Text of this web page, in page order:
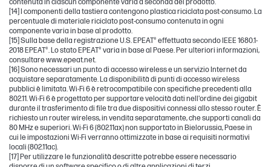
contenuta in ciascun componente varia a seconda del prodotto.
[14] I componenti della tastiera contengono plastica riciclata post-consumo. La
percentuale di materiale riciclato post-consumo contenuta in ogni
componente varia in base al prodotto.
[15] Sulla base della registrazione U.S. EPEAT® effettuata secondo IEEE 1680.1-
2018 EPEAT®. Lo stato EPEAT® varia in base al Paese. Per ulteriori informazioni,
consultare www.epeat.net.
[16] Sono necessari un punto di accesso wireless e un servizio Internet da
acquistare separatamente. La disponibilità di punti di accesso wireless
pubblici è limitata. Wi-Fi 6 è retrocompatibile con specifiche precedenti alla
802.11. Wi-Fi 6 è progettato per supportare velocità dati nell'ordine dei gigabit
durante il trasferimento di file tra due dispositivi connessi allo stesso router. È
richiesto un router wireless, in vendita separatamente, che supporti canali da
80 MHz e superiori. Wi-Fi 6 (802.11ax) non supportato in Bielorussia, Paese in
cui le impostazioni Wi-Fi verranno ottimizzate in base ai requisiti normativi
locali (802.11ac).
[17] Per utilizzare le funzionalità descritte potrebbe essere necessario